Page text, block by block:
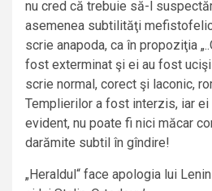
nu cred că trebuie să-l
asemenea subtilităţi
scrie anapoda, ca în propoziţia
fost exterminat şi ei au fost
scrie normal, corect şi laconic,
Templierilor a fost interzis, iar ei
evident, nu poate fi nici măcar
darămite subtil în gîndire!
„Heraldul“ face apologia lui